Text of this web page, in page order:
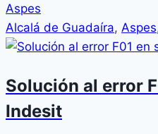
Aspes
Alcalá de Guadaíra, Aspes
Solución al error
Indesit